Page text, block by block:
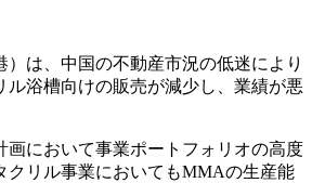
）は、中国の不動産市況の低迷により
ル浴槽向けの販売が減少し、業績が悪
画において事業ポートフォリオの高度
クリル事業においてもMMAの生産能